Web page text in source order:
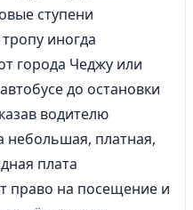
ступени
иногда
города Чеджу или
до остановки
водителю
небольшая, платная,
плата
право на посещение и